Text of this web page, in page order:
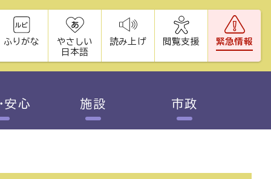
ふりがな
やさしい
日本語
読み上げ 閲覧支援 緊急情報
安心 施設 市政